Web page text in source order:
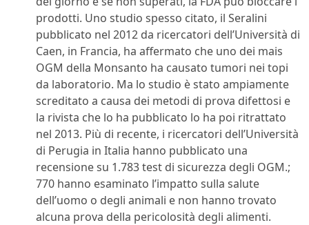
prodotti. Uno studio spesso citato, il Seralini
pubblicato nel 2012 da ricercatori dell’Università di
Caen, in Francia, ha affermato che uno dei mais
OGM della Monsanto ha causato tumori nei topi
da laboratorio. Ma lo studio è stato ampiamente
screditato a causa dei metodi di prova difettosi e
la rivista che lo ha pubblicato lo ha poi ritrattato
nel 2013. Più di recente, i ricercatori dell’Università
di Perugia in Italia hanno pubblicato una
recensione su 1.783 test di sicurezza degli OGM.;
770 hanno esaminato l’impatto sulla salute
dell’uomo o degli animali e non hanno trovato
alcuna prova della pericolosità degli alimenti.